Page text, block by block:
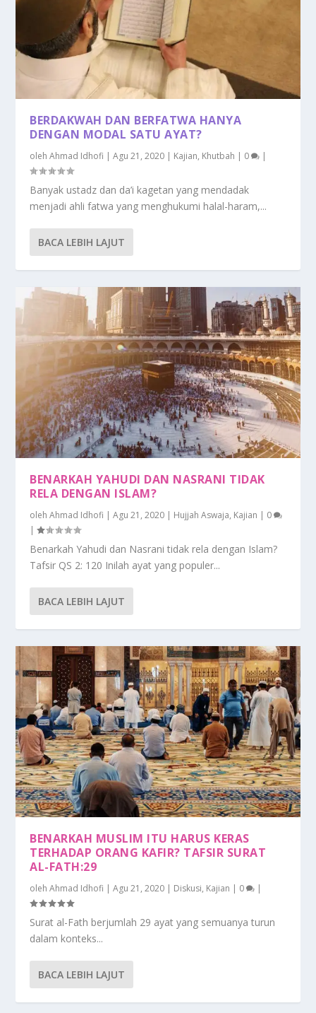
BERDAKWAH DAN BERFATWA HANYA
DENGAN MODAL SATU AYAT?
olehAhmad Idhofi |Agu 21, 2020 | Kajian, Khutbah | 0 |
Banyak ustadz dan da’i kagetan yang mendadak
menjadi ahli fatwa yang menghukumi halal-haram,...
BACA LEBIH LAJUT
BENARKAH YAHUDI DAN NASRANI TIDAK
RELA DENGAN ISLAM?
olehAhmad Idhofi |Agu 21, 2020 | Hujjah Aswaja, Kajian | 0
|
Benarkah Yahudi dan Nasrani tidak rela dengan Islam?
Tafsir QS 2: 120 Inilah ayat yang populer...
BACA LEBIH LAJUT
BENARKAH MUSLIM ITU HARUS KERAS
TERHADAP ORANG KAFIR? TAFSIR SURAT
AL-FATH:29
olehAhmad Idhofi |Agu 21, 2020 | Diskusi, Kajian | 0 |
Surat al-Fath berjumlah 29 ayat yang semuanya turun
dalam konteks...
BACA LEBIH LAJUT